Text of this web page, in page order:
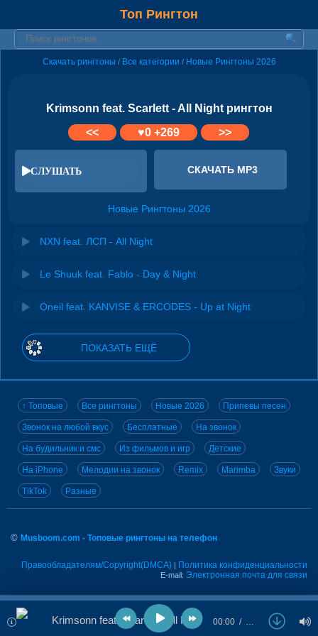
Топ Рингтон
Скачать рингтоны / Все категории / Новые Рингтоны 2026
Krimsonn feat. Scarlett - All Night рингтон
<<
♥0+269 >>
СЛУШАТЬ СКАЧАТЬ MP3
Новые Рингтоны 2026
NXN feat. ЛСП - All Night
Le Shuuk feat. Fablo - Day & Night
Oneil feat. KANVISE & ERCODES - Up at Night
ПОКАЗАТЬ ЕЩЁ
↑ Топовые Все рингтоны Новые 2026 Припевы песен
Звонок на любой вкус Бесплатные На звонок
На будильник и смс Из фильмов и игр Детские
На iPhone Мелодии на звонок Remix Marimba Звуки
TikTok Разные
© Musboom.com - Топовые рингтоны на телефон
Правообладателям/Copyright(DMCA) | Политика конфиденциальности
E-mail: Электронная почта для связи
Krimsonn feat. Scarlett - All Night 00:00 …